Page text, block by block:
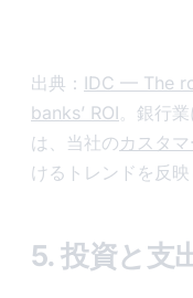
出典： IDC — The
banks’ ROI 。銀行
は、当社のカスタ
けるトレンドを反映
5. 投資と支